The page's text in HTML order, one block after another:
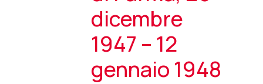
dicembre
1947 – 12
gennaio 1948